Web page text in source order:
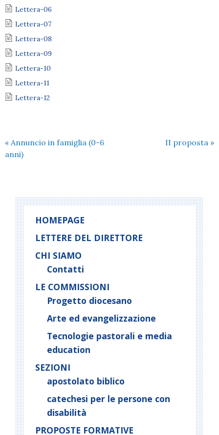
Lettera-06
Lettera-07
Lettera-08
Lettera-09
Lettera-10
Lettera-11
Lettera-12
« Annuncio in famiglia (0-6
anni)
II proposta »
HOMEPAGE
LETTERE DEL DIRETTORE
CHI SIAMO
Contatti
LE COMMISSIONI
Progetto diocesano
Arte ed evangelizzazione
Tecnologie pastorali e media
education
SEZIONI
apostolato biblico
catechesi per le persone con
disabilità
PROPOSTE FORMATIVE